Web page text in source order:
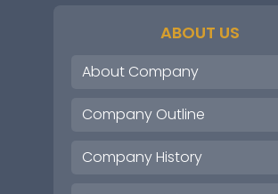
ABOUT US
About Company
Company Outline
Company History